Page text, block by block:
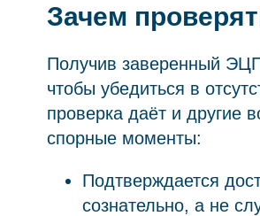
Зачем
Получив заверенный
чтобы убедиться в
проверка даёт и другие
спорные моменты:
Подтверждается
сознательно, а не